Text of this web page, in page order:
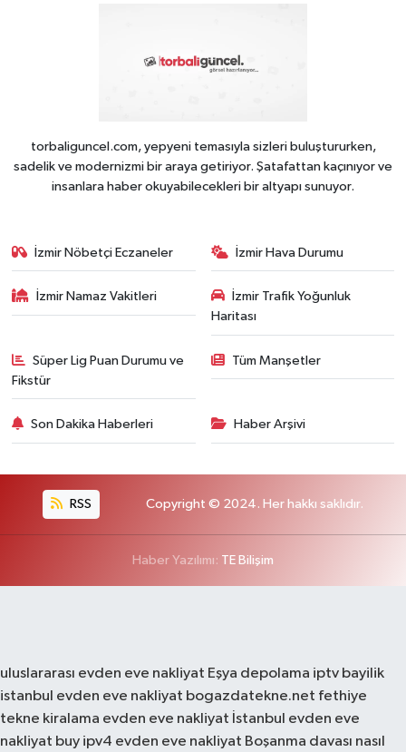
torbaliguncel.com, yepyeni temasıyla sizleri buluştururken,
sadelik ve modernizmi bir araya getiriyor. Şatafattan kaçınıyor ve
insanlara haber okuyabilecekleri bir altyapı sunuyor.
İzmir Nöbetçi Eczaneler İzmir Hava Durumu
İzmir Namaz Vakitleri
İzmir Trafik Yoğunluk
Haritası
Süper Lig Puan Durumu ve
Fikstür
Tüm Manşetler
Son Dakika Haberleri Haber Arşivi
RSS Copyright © 2024. Her hakkı saklıdır.
Haber Yazılımı: TE Bilişim
uluslararası evden eve nakliyat Eşya depolama iptv bayilik
istanbul evden eve nakliyat bogazdatekne.net fethiye
tekne kiralama evden eve nakliyat İstanbul evden eve
nakliyat buy ipv4 evden eve nakliyat Boşanma davası nasıl